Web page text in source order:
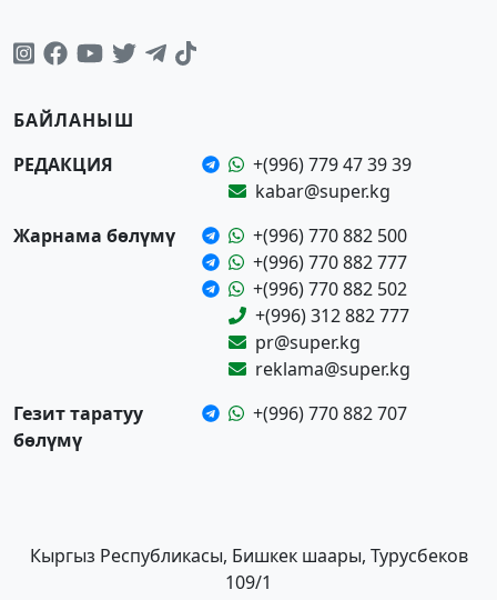
БАЙЛАНЫШ
РЕДАКЦИЯ
+(996) 779 47 39 39
kabar@super.kg
Жарнама бөлүмү
+(996) 770 882 500
+(996) 770 882 777
+(996) 770 882 502
+(996) 312 882 777
pr@super.kg
reklama@super.kg
Гезит таратуу
бөлүмү
+(996) 770 882 707
Кыргыз Республикасы, Бишкек шаары, Турусбеков
109/1